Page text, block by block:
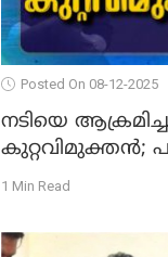
Posted On 08-12-2025
നടിയെ
കുറ്റവിമുക്തന്‍;
ആറു പ്രതികള്‍
1 Min Read